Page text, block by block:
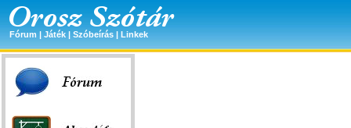
Fórum | Játék | Szóbeírás | Linkek